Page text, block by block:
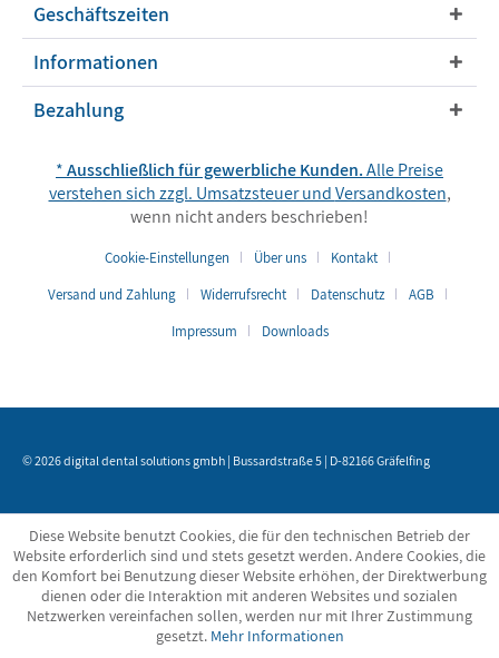
Geschäftszeiten
Informationen
Bezahlung
*Ausschließlich für gewerbliche Kunden.Alle Preise
verstehen sich zzgl. Umsatzsteuer undVersandkosten,
wenn nicht anders beschrieben!
Cookie-Einstellungen Über uns
Kontakt
Versand und Zahlung
Widerrufsrecht Datenschutz
AGB
Impressum
Downloads
© 2026 digital dental solutions gmbh | Bussardstraße 5 | D-82166 Gräfelfing
Diese Website benutzt Cookies, die für den technischen Betrieb der
Website erforderlich sind und stets gesetzt werden. Andere Cookies, die
den Komfort bei Benutzung dieser Website erhöhen, der Direktwerbung
dienen oder die Interaktion mit anderen Websites und sozialen
Netzwerken vereinfachen sollen, werden nur mit Ihrer Zustimmung
gesetzt. Mehr Informationen